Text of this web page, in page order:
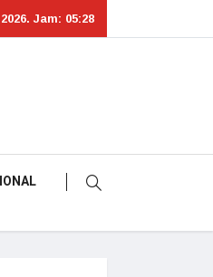
Jam: 05:28